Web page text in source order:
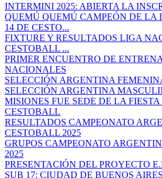
INTERMINI 2025: ABIERTA LA
QUEMÚ QUEMÚ CAMPEÓN DE LA
14 DE CESTO...
FIXTURE Y RESULTADOS LIGA
CESTOBALL ...
PRIMER ENCUENTRO DE
NACIONALES
SELECCIÓN ARGENTINA
SELECCIÓN ARGENTINA
MISIONES FUE SEDE DE LA
CESTOBALL
RESULTADOS CAMPEONATO
CESTOBALL 2025
GRUPOS CAMPEONATO
2025
PRESENTACIÓN DEL PROYECTO
SUB 17: CIUDAD DE BUENOS